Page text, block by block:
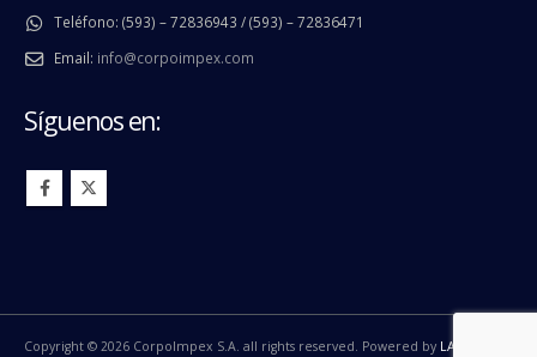
Teléfono: (593) – 72836943 / (593) – 72836471
Email: info@corpoimpex.com
Síguenos en:
Copyright © 2026 CorpoImpex S.A. all rights reserved. Powered by LA